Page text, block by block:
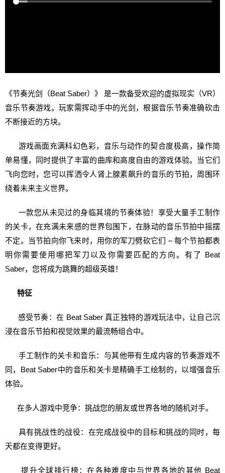
《节奏光剑（Beat Saber）》 是一款备受欢迎的虚拟现实（VR）
音乐节奏游戏。玩家需挥动手中的光剑，根据音乐节奏准确砍击
不断接近的方块。
游戏画面充满科幻色彩，音乐与动作的契合度极高，操作简
单易懂，同时提供了丰富的曲库和高度自由的游戏体验。当它们
飞向您时，您可以挥洒令人肾上腺素飙升的音乐的节拍，周围环
绕着未来主义世界。
一款您从未见过的身临其境的节奏体验！享受大量手工制作
的关卡，在充满未来感的世界包围下，在脉动的音乐节拍中摇摆
不定。当节拍向你飞来时，用你的军刀劈砍它们 – 每个节拍都表
明你需要使用哪把军刀以及你需要匹配的方向。有了 Beat
Saber，您将成为跳舞的超级英雄！
特征
感受节奏：在 Beat Saber 真正独特的游戏玩法中，让自己沉
浸在音乐节拍和视觉效果的最流畅组合中。
手工制作的关卡和音乐：与其他带有生成内容的节奏游戏不
同，Beat Saber中的音乐和关卡是精确手工绘制的，以增强音乐
体验。
在多人游戏中竞争：挑战您的朋友或世界各地的随机对手。
具有挑战性的战役：在完成战役中的目标和挑战的同时，每
天都在变得更好。
提升全球排行榜：在各种难度中与世界各地的其他 Beat